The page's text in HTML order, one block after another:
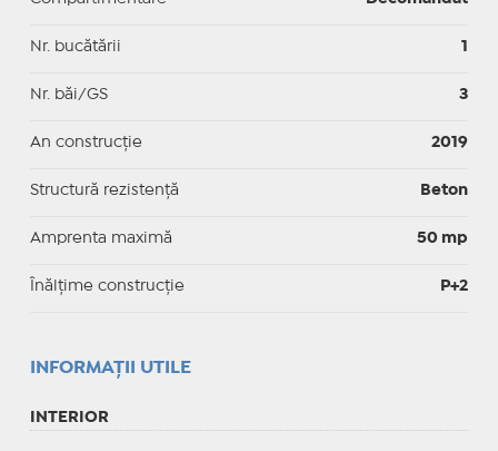
Nr. bucătării 1
Nr. băi/GS 3
An construcție 2019
Structură rezistență Beton
Amprenta maximă 50 mp
Înălțime construcție P+2
INFORMAŢII UTILE
INTERIOR